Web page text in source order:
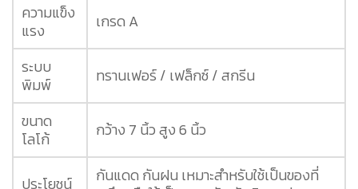
ความแข็ง
แรง
เกรด A
ระบบ
พิมพ์
ทรานเฟอร์ / เฟล็กซ์ / สกรีน
ขนาด
โลโก้
กว้าง 7 นิ้ว สูง 6 นิ้ว
ประโยชน์
กันแดด กันฝน เหมาะสำหรับใช้เป็นของที่